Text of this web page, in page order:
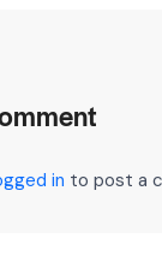
in to post a